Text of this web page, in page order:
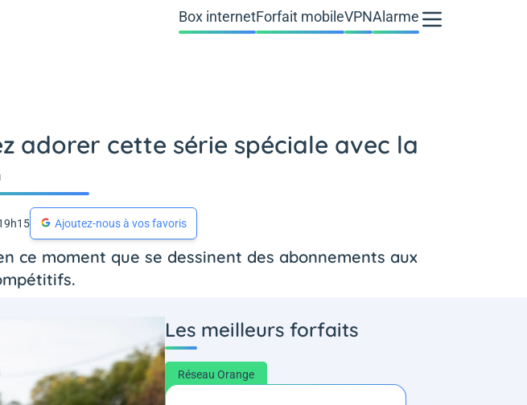
Box internetForfait mobileVPNAlarme
adorer cette série spéciale avec la
Ajoutez-nous à vos favoris
ce moment que se dessinent des abonnements aux
Les meilleurs forfaits
Réseau Orange